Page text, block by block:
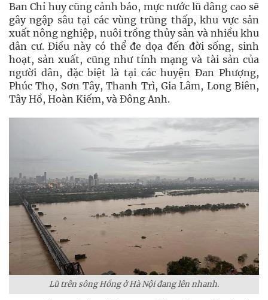
Ban Chỉ huy cũng cảnh báo, mực nước lũ dâng cao sẽ
gây ngập sâu tại các vùng trũng thấp, khu vực sản
xuất nông nghiệp, nuôi trồng thủy sản và nhiều khu
dân cư. Điều này có thể đe dọa đến đời sống, sinh
hoạt, sản xuất, cũng như tính mạng và tài sản của
người dân, đặc biệt là tại các huyện Đan Phượng,
Phúc Thọ, Sơn Tây, Thanh Trì, Gia Lâm, Long Biên,
Tây Hồ, Hoàn Kiếm, và Đông Anh.
Lũ trên sông Hồng ở Hà Nội đang lên nhanh.